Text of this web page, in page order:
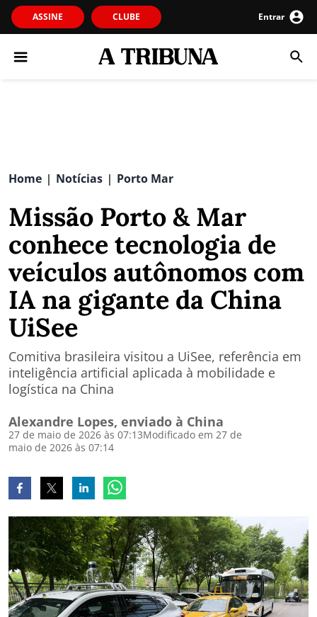
ASSINE CLUBE Entrar
Home | Notícias | Porto Mar
Missão Porto & Mar
conhece tecnologia de
veículos autônomos com
IA na gigante da China
UiSee
Comitiva brasileira visitou a UiSee, referência em
inteligência artificial aplicada à mobilidade e
logística na China
Alexandre Lopes, enviado à China
27 de maio de 2026 às 07:13Modificado em 27 de
maio de 2026 às 07:14